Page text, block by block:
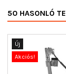
50 HASONLÓ
Új
Akciós!